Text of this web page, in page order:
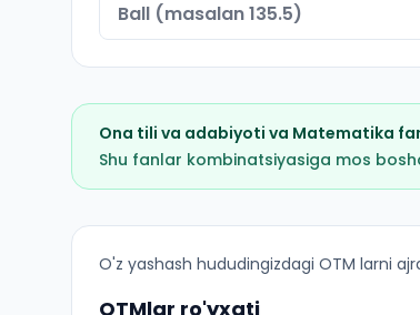
Ona tili va adabiyoti va Matematika
Shu fanlar kombinatsiyasiga mos
Boshlangʻich taʼlim (Payariq
O'z yashash hududingizdagi OTM larni
OTMlar ro'yxati